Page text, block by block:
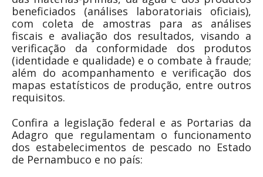
beneficiados (análises laboratoriais oficiais),
com coleta de amostras para as análises
fiscais e avaliação dos resultados, visando a
verificação da conformidade dos produtos
(identidade e qualidade) e o combate à fraude;
além do acompanhamento e verificação dos
mapas estatísticos de produção, entre outros
requisitos.
Confira a legislação federal e as Portarias da
Adagro que regulamentam o funcionamento
dos estabelecimentos de pescado no Estado
de Pernambuco e no país: